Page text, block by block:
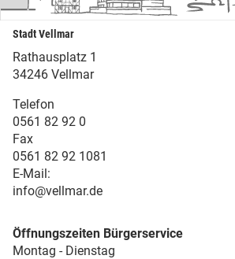
Stadt Vellmar
Rathausplatz 1
34246 Vellmar
Telefon
0561 82 92 0
Fax
0561 82 92 1081
E-Mail:
info@vellmar.de
Öffnungszeiten Bürgerservice
Montag - Dienstag